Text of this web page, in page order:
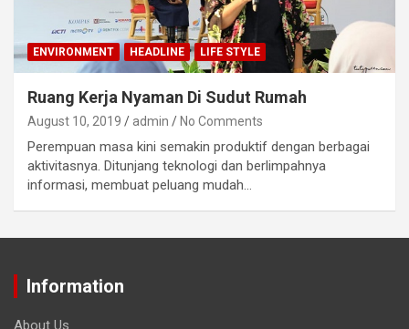
ENVIRONMENT HEADLINE LIFE STYLE
Ruang Kerja Nyaman Di Sudut Rumah
August 10, 2019 admin No Comments
Perempuan masa kini semakin produktif dengan berbagai
aktivitasnya. Ditunjang teknologi dan berlimpahnya
informasi, membuat peluang mudah…
Information
About Us